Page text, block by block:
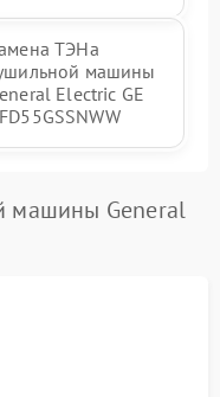
ТЭНа
машины
Electric GE
машины General